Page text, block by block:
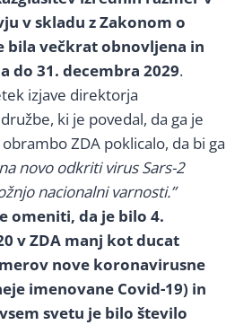
v skladu z Zakonom o
bila večkrat obnovljena in
do 31. decembra 2029.
izjave direktorja
ki je povedal, da ga je
ZDA poklicalo, da bi ga
novo odkriti virus Sars-2
nacionalni varnosti.”
omeniti, da je bilo 4.
v ZDA manj kot ducat
nove koronavirusne
imenovane Covid-19) in
svetu je bilo število